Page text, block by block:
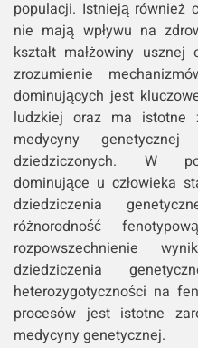
populacji. Istnieją również
nie mają wpływu na
kształt małżowiny
zrozumienie
dominujących jest
ludzkiej oraz ma istotne
medycyny
dziedziczonych. W
dominujące u człowieka
dziedziczenia
różnorodność
rozpowszechnienie
dziedziczenia
heterozygotyczności na
procesów jest istotne
medycyny genetycznej.